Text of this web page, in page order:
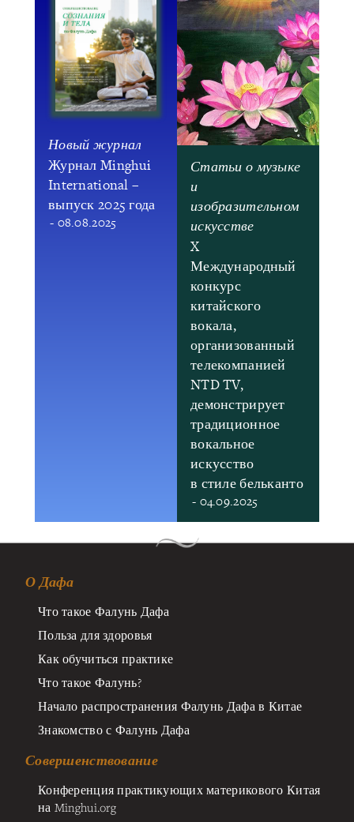
Новый журнал
Журнал Minghui
International –
выпуск 2025 года
- 08.08.2025
Статьи о музыке
и
изобразительном
искусстве
X
Международный
конкурс
китайского
вокала,
организованный
телекомпанией
NTD TV,
демонстрирует
традиционное
вокальное
искусство
в стиле бельканто
- 04.09.2025
О Дафа
Что такое Фалунь Дафа
Польза для здоровья
Как обучиться практике
Что такое Фалунь?
Начало распространения Фалунь Дафа в Китае
Знакомство с Фалунь Дафа
Совершенствование
Конференция практикующих материкового Китая
на Minghui.org